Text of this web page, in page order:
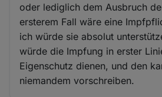
oder lediglich dem Ausbruch
ersterem Fall wäre eine
ich würde sie absolut
würde die Impfung in erster
Eigenschutz dienen, und den
niemandem vorschreiben.